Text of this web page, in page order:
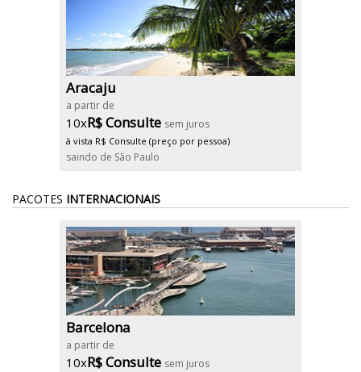
Aracaju
a partir de
10xR$ Consulte sem juros
à vista R$ Consulte (preço por pessoa)
saindo de São Paulo
PACOTES INTERNACIONAIS
Barcelona
a partir de
10xR$ Consulte sem juros